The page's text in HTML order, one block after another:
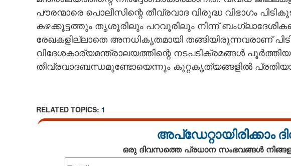
പൗരന്മാരെ പൊലീസിന്റെ തീവ്രവാദ വിരുദ്ധ വിഭാഗം
കഴക്കൂട്ടത്തും തൃശൂരിലും പറവൂരിലും നിന്ന്
രേഖകളില്ലാതെ അനധികൃതമായി തങ്ങിയിരുന്നവരാണ്
വിദേശകാര്യമന്ത്രാലയത്തിന്റെ നടപടിക്രമങ്ങൾ
തീവ്രവാദബന്ധമുണ്ടോയെന്നും കുറ്റകൃത്യങ്ങളിൽ
RELATED TOPICS: 1
അപ്ഡേറ്റായിരിക്കാം
ഒരു ദിവസത്തെ പ്രധാന സംഭവങ്ങൾ